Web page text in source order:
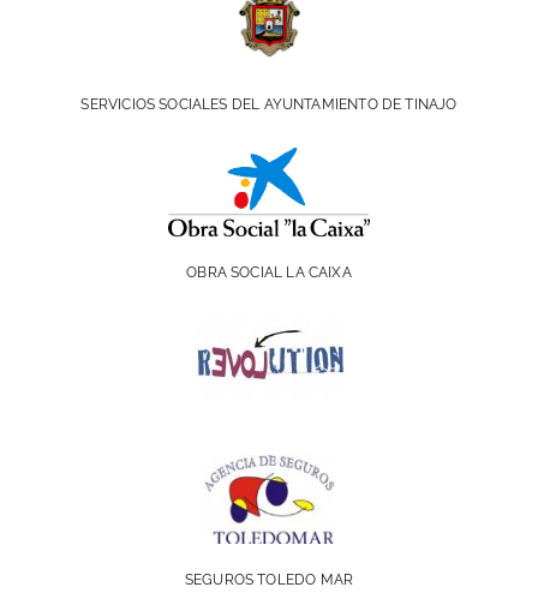
SERVICIOS SOCIALES DEL AYUNTAMIENTO DE TINAJO
OBRA SOCIAL LA CAIXA
SEGUROS TOLEDO MAR